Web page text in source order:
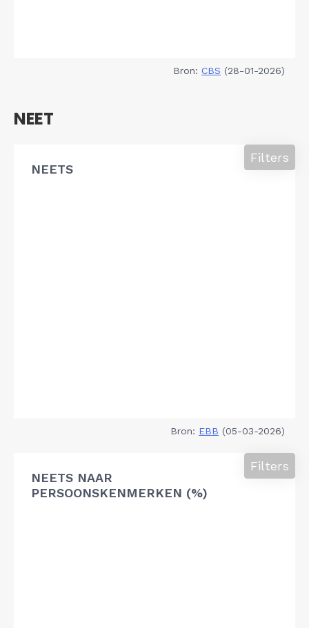
Bron: CBS (28-01-2026)
NEET
NEETS
Filters
Bron: EBB (05-03-2026)
NEETS NAAR
PERSOONSKENMERKEN (%)
Filters